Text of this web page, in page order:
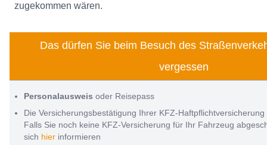
zugekommen wären.
Das dürfen Sie beim Besuch des
vergessen
Personalausweis oder Reisepass
Die Versicherungsbestätigung Ihrer KFZ-
Falls Sie noch keine KFZ-Versicherung für Ihr Fahrzeug
sich hier informieren